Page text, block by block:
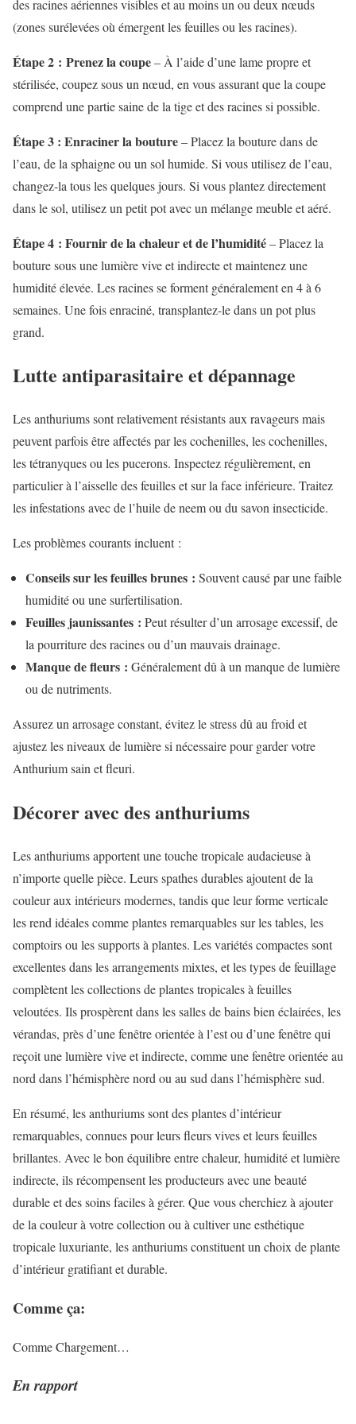
des racines aériennes visibles et au moins un ou deux nœuds
(zones surélevées où émergent les feuilles ou les racines).
Étape 2 : Prenez la coupe– À l’aide d’une lame propre et
stérilisée, coupez sous un nœud, en vous assurant que la coupe
comprend une partie saine de la tige et des racines si possible.
Étape 3 : Enraciner la bouture– Placez la bouture dans de
l’eau, de la sphaigne ou un sol humide. Si vous utilisez de l’eau,
changez-la tous les quelques jours. Si vous plantez directement
dans le sol, utilisez un petit pot avec un mélange meuble et aéré.
Étape 4 : Fournir de la chaleur et de l’humidité– Placez la
bouture sous une lumière vive et indirecte et maintenez une
humidité élevée. Les racines se forment généralement en 4 à 6
semaines. Une fois enraciné, transplantez-le dans un pot plus
grand.
Lutte antiparasitaire et dépannage
Les anthuriums sont relativement résistants aux ravageurs mais
peuvent parfois être affectés par les cochenilles, les cochenilles,
les tétranyques ou les pucerons. Inspectez régulièrement, en
particulier à l’aisselle des feuilles et sur la face inférieure. Traitez
les infestations avec de l’huile de neem ou du savon insecticide.
Les problèmes courants incluent :
Conseils sur les feuilles brunes : Souvent causé par une faible
humidité ou une surfertilisation.
Feuilles jaunissantes : Peut résulter d’un arrosage excessif, de
la pourriture des racines ou d’un mauvais drainage.
Manque de fleurs : Généralement dû à un manque de lumière
ou de nutriments.
Assurez un arrosage constant, évitez le stress dû au froid et
ajustez les niveaux de lumière si nécessaire pour garder votre
Anthurium sain et fleuri.
Décorer avec des anthuriums
Les anthuriums apportent une touche tropicale audacieuse à
n’importe quelle pièce. Leurs spathes durables ajoutent de la
couleur aux intérieurs modernes, tandis que leur forme verticale
les rend idéales comme plantes remarquables sur les tables, les
comptoirs ou les supports à plantes. Les variétés compactes sont
excellentes dans les arrangements mixtes, et les types de feuillage
complètent les collections de plantes tropicales à feuilles
veloutées. Ils prospèrent dans les salles de bains bien éclairées, les
vérandas, près d’une fenêtre orientée à l’est ou d’une fenêtre qui
reçoit une lumière vive et indirecte, comme une fenêtre orientée au
nord dans l’hémisphère nord ou au sud dans l’hémisphère sud.
En résumé, les anthuriums sont des plantes d’intérieur
remarquables, connues pour leurs fleurs vives et leurs feuilles
brillantes. Avec le bon équilibre entre chaleur, humidité et lumière
indirecte, ils récompensent les producteurs avec une beauté
durable et des soins faciles à gérer. Que vous cherchiez à ajouter
de la couleur à votre collection ou à cultiver une esthétique
tropicale luxuriante, les anthuriums constituent un choix de plante
d’intérieur gratifiant et durable.
Comme ça:
CommeChargement…
En rapport